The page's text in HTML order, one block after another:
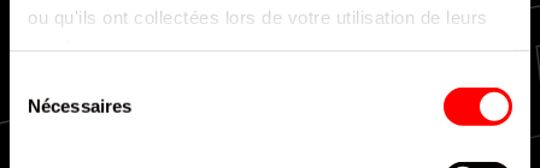
ou qu'ils ont collectées lors de votre utilisation de leurs
Nécessaires